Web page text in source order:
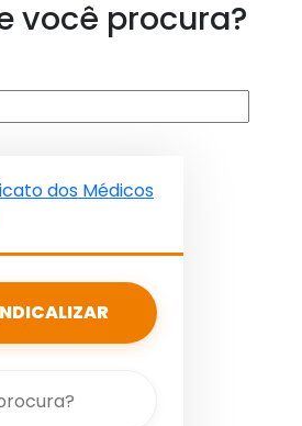
você procura?